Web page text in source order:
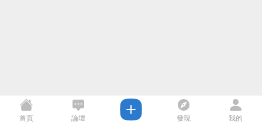
首頁 論壇 發現 我的